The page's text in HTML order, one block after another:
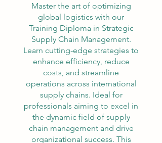
Master the art of optimizing
global logistics with our
Training Diploma in Strategic
Supply Chain Management.
Learn cutting-edge strategies to
enhance efficiency, reduce
costs, and streamline
operations across international
supply chains. Ideal for
professionals aiming to excel in
the dynamic field of supply
chain management and drive
organizational success. This